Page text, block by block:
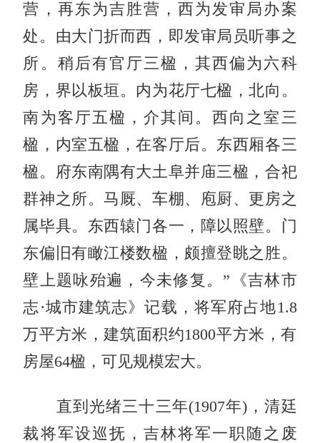
营，再东为吉胜营，西为发审局办案
处。由大门折而西，即发审局员听事之
所。稍后有官厅三楹，其西偏为六科
房，界以板垣。内为花厅七楹，北向。
南为客厅五楹，介其间。西向之室三
楹，内室五楹，在客厅后。东西厢各三
楹。府东南隅有大土阜并庙三楹，合祀
群神之所。马厩、车棚、庖厨、更房之
属毕具。东西辕门各一，障以照壁。门
东偏旧有瞰江楼数楹，颇擅登眺之胜。
壁上题咏殆遍，今未修复。”《吉林市
志·城市建筑志》记载，将军府占地1.8
万平方米，建筑面积约1800平方米，有
房屋64楹，可见规模宏大。
直到光绪三十三年(1907年)，清廷
裁将军设巡抚，吉林将军一职随之废